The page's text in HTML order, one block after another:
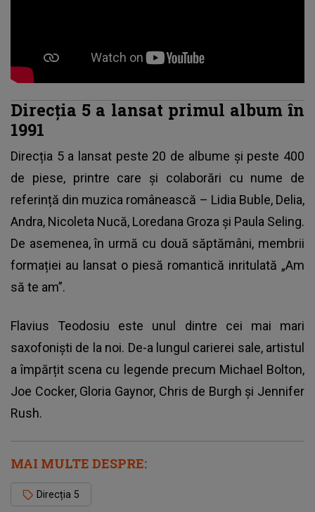
Direcția 5 a lansat primul album în
1991
Direcția 5 a lansat peste 20 de albume și peste 400
de piese, printre care și colaborări cu nume de
referință din muzica românească – Lidia Buble, Delia,
Andra, Nicoleta Nucă, Loredana Groza și Paula Seling.
De asemenea, în urmă cu două săptămâni, membrii
formației au lansat o piesă romantică inritulată „Am
să te am”.
Flavius Teodosiu este unul dintre cei mai mari
saxofoniști de la noi. De-a lungul carierei sale, artistul
a împărțit scena cu legende precum Michael Bolton,
Joe Cocker, Gloria Gaynor, Chris de Burgh și Jennifer
Rush.
MAI MULTE DESPRE:
Direcția 5